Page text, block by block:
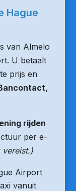
Hague
van Almelo
U betaalt
prijs en
rijden
per e-
vereist.)
Airport
vanuit